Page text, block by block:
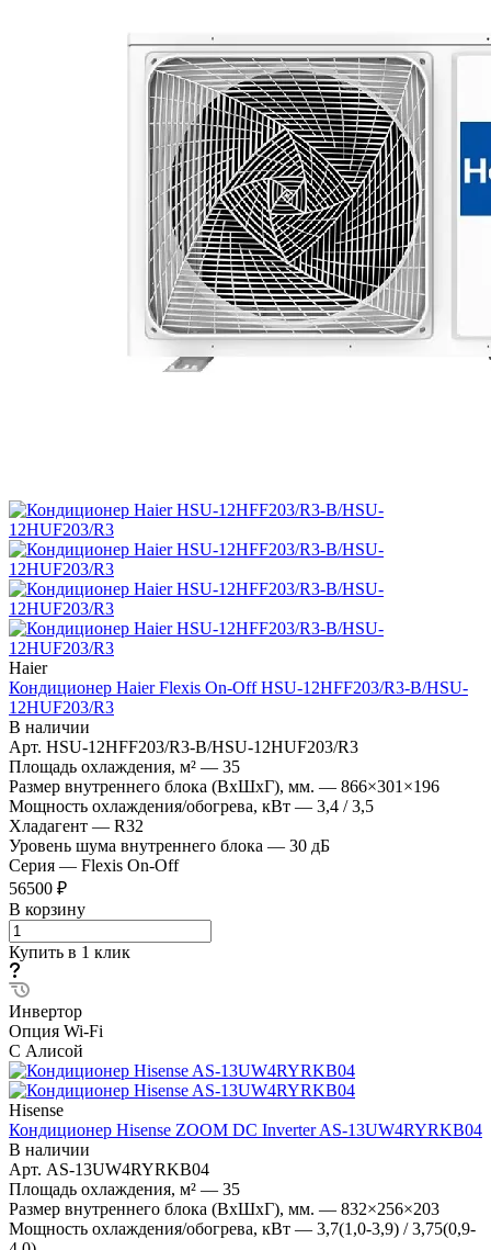
Haier
Кондиционер Haier Flexis On-Off HSU-12HFF203/R3-B/HSU-
12HUF203/R3
В наличии
Арт. HSU-12HFF203/R3-B/HSU-12HUF203/R3
Площадь охлаждения, м² — 35
Размер внутреннего блока (ВхШхГ), мм. — 866×301×196
Мощность охлаждения/обогрева, кВт — 3,4 / 3,5
Хладагент — R32
Уровень шума внутреннего блока — 30 дБ
Серия — Flexis On-Off
56500 ₽
В корзину
Купить в 1 клик
Инвертор
Опция Wi-Fi
С Алисой
Hisense
Кондиционер Hisense ZOOM DC Inverter AS-13UW4RYRKB04
В наличии
Арт. AS-13UW4RYRKB04
Площадь охлаждения, м² — 35
Размер внутреннего блока (ВхШхГ), мм. — 832×256×203
Мощность охлаждения/обогрева, кВт — 3,7(1,0-3,9) / 3,75(0,9-